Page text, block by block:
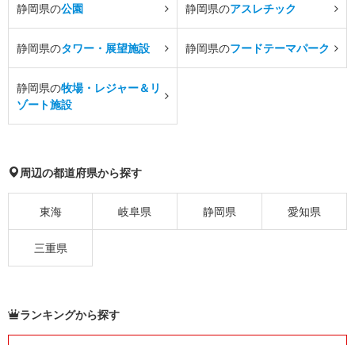
静岡県の公園 静岡県のアスレチック
静岡県のタワー・展望施設 静岡県のフードテーマパーク
静岡県の牧場・レジャー＆リ
ゾート施設
周辺の都道府県から探す
東海 岐阜県 静岡県 愛知県
三重県
ランキングから探す